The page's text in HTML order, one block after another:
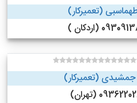
(تعمیرکار)
(اردکان )
(تعمیرکار)
(تهران)